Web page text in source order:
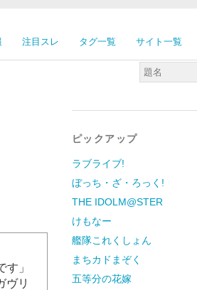
注目スレ タグ一覧 サイト一覧
」
ヴリ
ピックアップ
ラブライブ!
ぼっち・ざ・ろっく!
THE IDOLM@STER
けもなー
艦隊これくしょん
まちカドまぞく
五等分の花嫁